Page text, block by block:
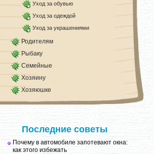
Уход за обувью
Уход за одеждой
Уход за украшениями
Родителям
Рыбаку
Семейные
Хозяину
Хозяюшке
Последние советы
Почему в автомобиле запотевают окна:
как этого избежать